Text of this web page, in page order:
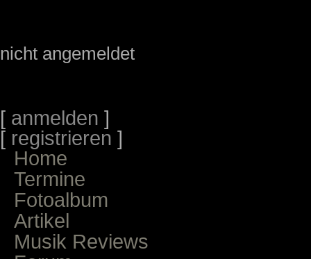
nicht angemeldet
[ anmelden ]
[ registrieren ]
Home
Termine
Fotoalbum
Artikel
Musik Reviews